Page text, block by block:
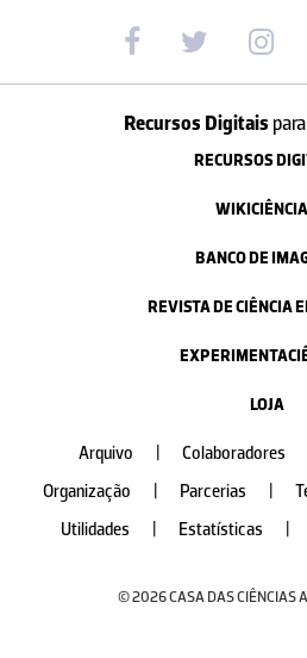
Recursos Digitais para
RECURSOS
BANCO DE
REVISTA DE CIÊNCIA
LOJA
Arquivo Colaboradores
Organização
Parcerias
Utilidades
Estatísticas
© 2026 CASA DAS CIÊNCIAS